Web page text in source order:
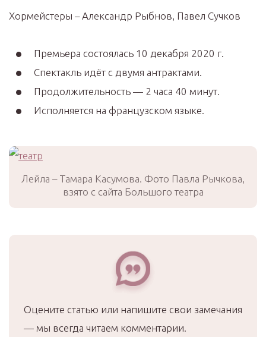
Хормейстеры – Александр Рыбнов, Павел Сучков
Премьера состоялась 10 декабря 2020 г.
Спектакль идёт с двумя антрактами.
Продолжительность — 2 часа 40 минут.
Исполняется на французском языке.
Лейла – Тамара Касумова. Фото Павла Рычкова,
взято с сайта Большого театра
Оцените статью или напишите свои замечания
— мы всегда читаем комментарии.